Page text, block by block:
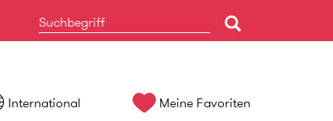
International Meine Favoriten